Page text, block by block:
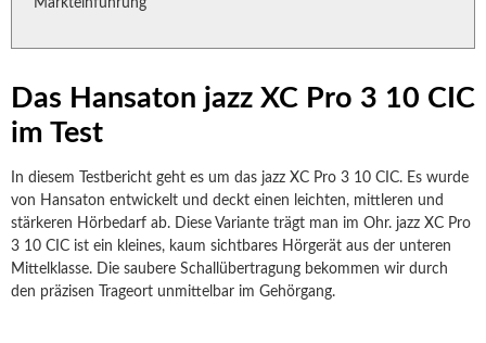
Das Hansaton jazz XC Pro 3 10 CIC
im Test
In diesem Testbericht geht es um das jazz XC Pro 3 10 CIC. Es wurde
von Hansaton entwickelt und deckt einen leichten, mittleren und
stärkeren Hörbedarf ab. Diese Variante trägt man im Ohr. jazz XC Pro
3 10 CIC ist ein kleines, kaum sichtbares Hörgerät aus der unteren
Mittelklasse. Die saubere Schallübertragung bekommen wir durch
den präzisen Trageort unmittelbar im Gehörgang.